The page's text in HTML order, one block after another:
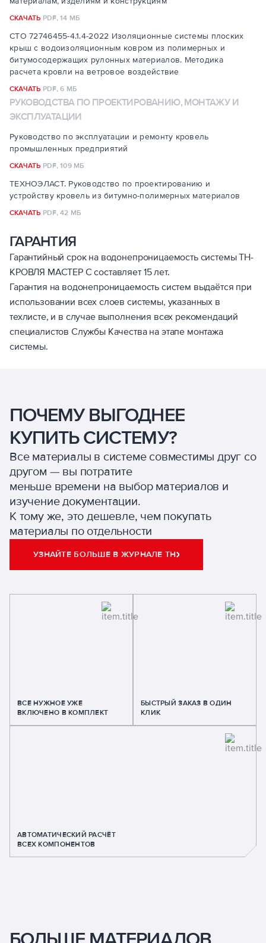
СКАЧАТЬ PDF,14 МБ
СТО 72746455-4.1.4-2022 Изоляционные системы плоских
крыш с водоизоляционным ковром из полимерных и
битумосодержащих рулонных материалов. Методика
расчета кровли на ветровое воздействие
СКАЧАТЬ PDF,6 МБ
РУКОВОДСТВА ПО ПРОЕКТИРОВАНИЮ, МОНТАЖУ И
ЭКСПЛУАТАЦИИ
Руководство по эксплуатации и ремонту кровель
промышленных предприятий
СКАЧАТЬ PDF,109 МБ
ТЕХНОЭЛАСТ. Руководство по проектированию и
устройству кровель из битумно-полимерных материалов
СКАЧАТЬ PDF,42 МБ
ГАРАНТИЯ
Гарантийный срок на водонепроницаемость системы ТН-
КРОВЛЯ МАСТЕР С составляет 15 лет.
Гарантия на водонепроницаемость систем выдаётся при
использовании всех слоев системы, указанных в
техлисте, и в случае выполнения всех рекомендаций
специалистов Службы Качества на этапе монтажа
системы.
ПОЧЕМУ ВЫГОДНЕЕ
КУПИТЬ СИСТЕМУ?
Все материалы в системе совместимы друг со
другом — вы потратите
меньше времени на выбор материалов и
изучение документации.
К тому же, это дешевле, чем покупать
материалы по отдельности
УЗНАЙТЕ БОЛЬШЕ В ЖУРНАЛЕ ТН
ВСЕ НУЖНОЕ УЖЕ
ВКЛЮЧЕНО В КОМПЛЕКТ
БЫСТРЫЙ ЗАКАЗ В ОДИН
КЛИК
АВТОМАТИЧЕСКИЙ РАСЧЁТ
ВСЕХ КОМПОНЕНТОВ